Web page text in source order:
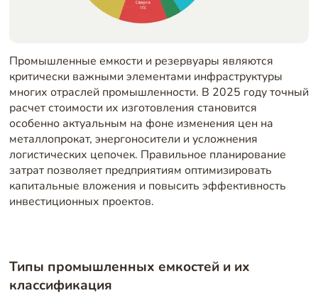
Промышленные емкости и резервуары являются
критически важными элементами инфраструктуры
многих отраслей промышленности. В 2025 году точный
расчет стоимости их изготовления становится
особенно актуальным на фоне изменения цен на
металлопрокат, энергоносители и усложнения
логистических цепочек. Правильное планирование
затрат позволяет предприятиям оптимизировать
капитальные вложения и повысить эффективность
инвестиционных проектов.
Типы промышленных емкостей и их
классификация